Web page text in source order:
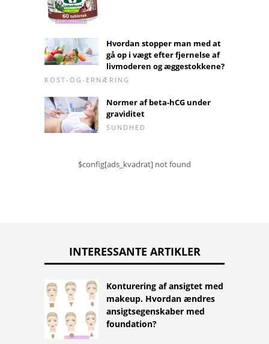
Hvordan stopper man med at
gå op i vægt efter fjernelse af
livmoderen og æggestokkene?
KOST-OG-ERNÆRING
Normer af beta-hCG under
graviditet
SUNDHED
$config[ads_kvadrat] not found
INTERESSANTE ARTIKLER
Konturering af ansigtet med
makeup. Hvordan ændres
ansigtsegenskaber med
foundation?